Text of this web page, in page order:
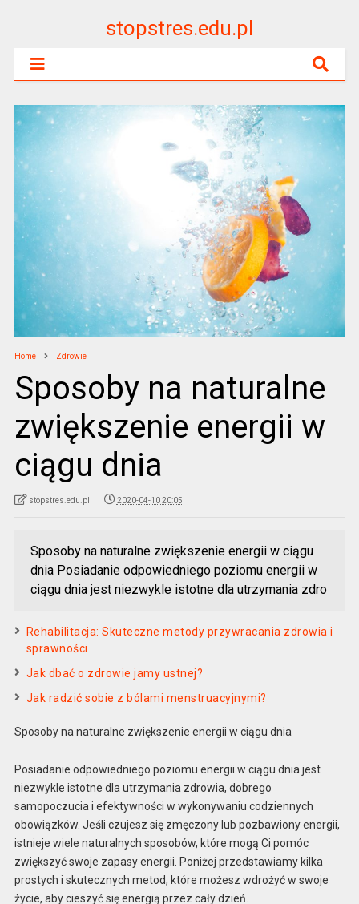
stopstres.edu.pl
Home Zdrowie
Sposoby na naturalne
zwiększenie energii w
ciągu dnia
stopstres.edu.pl 2020-04-10 20:05
Sposoby na naturalne zwiększenie energii w ciągu
dnia Posiadanie odpowiedniego poziomu energii w
ciągu dnia jest niezwykle istotne dla utrzymania zdro
Rehabilitacja: Skuteczne metody przywracania zdrowia i
sprawności
Jak dbać o zdrowie jamy ustnej?
Jak radzić sobie z bólami menstruacyjnymi?
Sposoby na naturalne zwiększenie energii w ciągu dnia
Posiadanie odpowiedniego poziomu energii w ciągu dnia jest
niezwykle istotne dla utrzymania zdrowia, dobrego
samopoczucia i efektywności w wykonywaniu codziennych
obowiązków. Jeśli czujesz się zmęczony lub pozbawiony energii,
istnieje wiele naturalnych sposobów, które mogą Ci pomóc
zwiększyć swoje zapasy energii. Poniżej przedstawiamy kilka
prostych i skutecznych metod, które możesz wdrożyć w swoje
życie, aby cieszyć się energią przez cały dzień.